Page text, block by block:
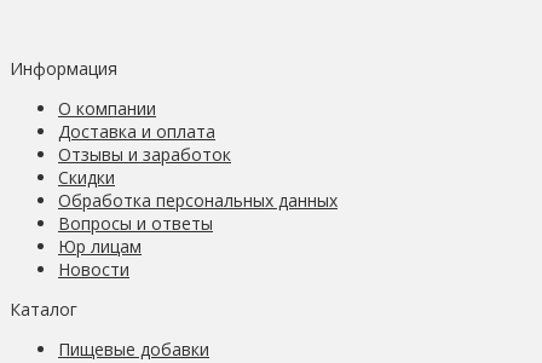
Информация
О компании
Доставка и оплата
Отзывы и заработок
Скидки
Обработка персональных данных
Вопросы и ответы
Юр лицам
Новости
Каталог
Пищевые добавки